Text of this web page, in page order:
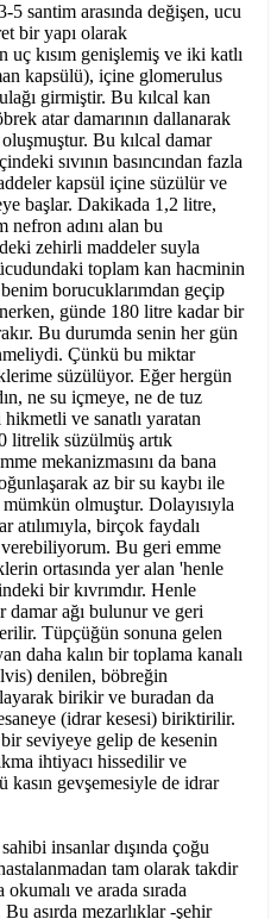
5 santim arasında değişen, ucu
bir yapı olarak
kısım genişlemiş ve iki katlı
kapsülü), içine glomerulus
girmiştir. Bu kılcal kan
atar damarının dallanarak
Bu kılcal damar
sıvının basıncından fazla
kapsül içine süzülür ve
başlar. Dakikada 1,2 litre,
adını alan bu
zehirli maddeler suyla
toplam kan hacminin
borucuklarımdan geçip
günde 180 litre kadar bir
Bu durumda senin her gün
Çünkü bu miktar
süzülüyor. Eğer hergün
ne su içmeye, ne de tuz
ve sanatlı yaratan
litrelik süzülmüş artık
mekanizmasını da bana
az bir su kaybı ile
mümkün olmuştur. Dolayısıyla
atılımıyla, birçok faydalı
Bu geri emme
ortasında yer alan 'henle
bir kıvrımdır. Henle
damar ağı bulunur ve geri
Tüpçüğün sonuna gelen
daha kalın bir toplama kanalı
denilen, böbreğin
birikir ve buradan da
(idrar kesesi) biriktirilir.
seviyeye gelip de kesenin
ihtiyacı hissedilir ve
kasın gevşemesiyle de idrar
insanlar dışında çoğu
tam olarak takdir
ve arada sırada
asırda mezarlıklar -şehir